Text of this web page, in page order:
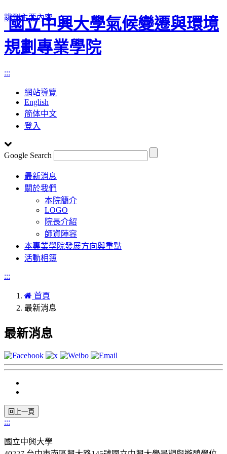
跳到主要內容
國立中興大學氣候變遷與環境
規劃專業學院
:::
網站導覽
English
简体中文
登入
Google Search
Toggle
navigation
最新消息
關於我們
本院簡介
LOGO
院長介紹
師資陣容
本專業學院發展方向與重點
活動相簿
:::
首頁
最新消息
最新消息
:::
國立中興大學